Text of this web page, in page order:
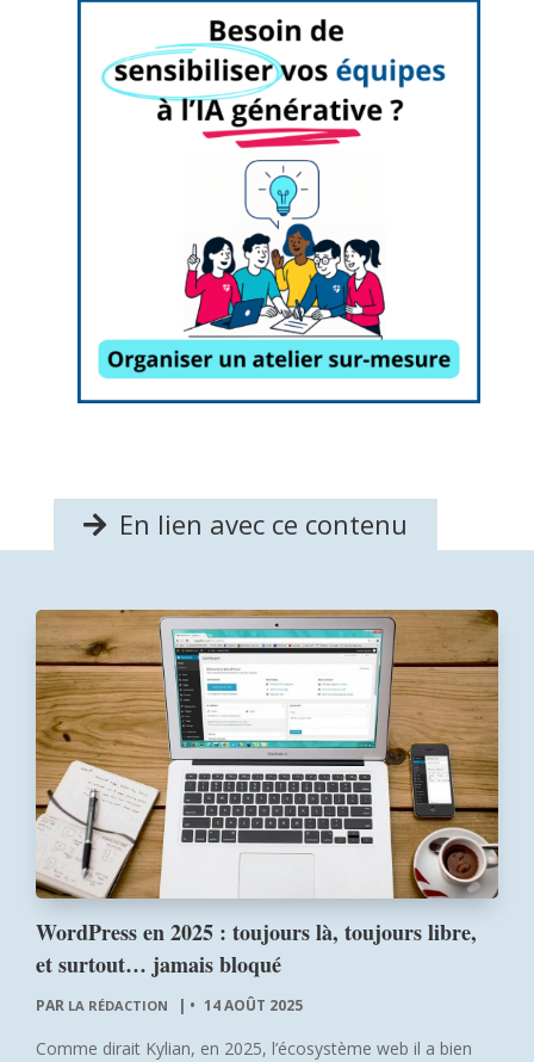
En lien avec ce contenu
WordPress en 2025 : toujours là, toujours libre,
et surtout… jamais bloqué
PAR LA RÉDACTION | 14 AOÛT 2025
Comme dirait Kylian, en 2025, l’écosystème web il a bien